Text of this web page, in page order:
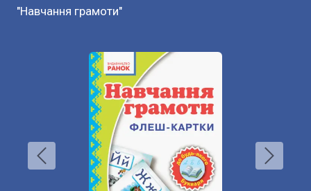
"Навчання грамоти"